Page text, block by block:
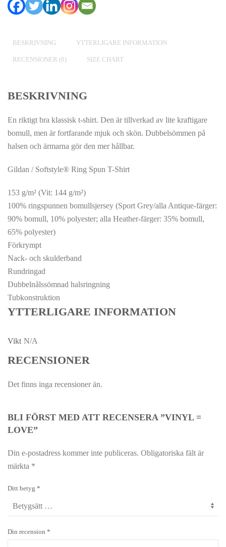
BESKRIVNING YTTERLIGARE INFORMATION
RECENSIONER (0) SIZE CHART
BESKRIVNING
En riktigt bra klassisk t-shirt. Den är tillverkad av lite kraftigare
bomull, men är fortfarande mjuk och skön. Dubbelsömmen på
halsen och ärmarna gör den mer hållbar.
Gildan / Softstyle® Ring Spun T-Shirt
153 g/m² (Vit: 144 g/m²)
100% ringspunnen bomullsjersey (Sport Grey/alla Antique-färger:
90% bomull, 10% polyester; alla Heather-färger: 35% bomull,
65% polyester)
Förkrympt
Nack- och skulderband
Rundringad
Dubbelnålssömnad halsringning
Tubkonstruktion
YTTERLIGARE INFORMATION
Vikt N/A
RECENSIONER
Det finns inga recensioner än.
BLI FÖRST MED ATT RECENSERA ”VINYL =
LOVE”
Din e-postadress kommer inte publiceras. Obligatoriska fält är
märkta *
Ditt betyg *
Din recension *